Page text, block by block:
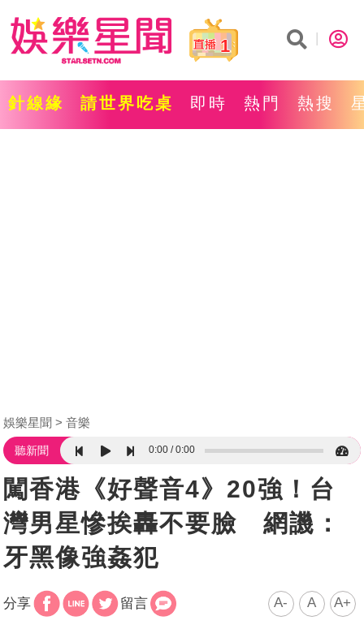
1
針線緣 請世界吃桌 即時 熱門 熱搜
娛樂星聞 音樂
聽新聞 0:00 0:00
闖香港《好聲音4》20強！台
灣男星慘挨轟不要臉 網譏：
牙黑像強姦犯
分享 留言 A- A A+